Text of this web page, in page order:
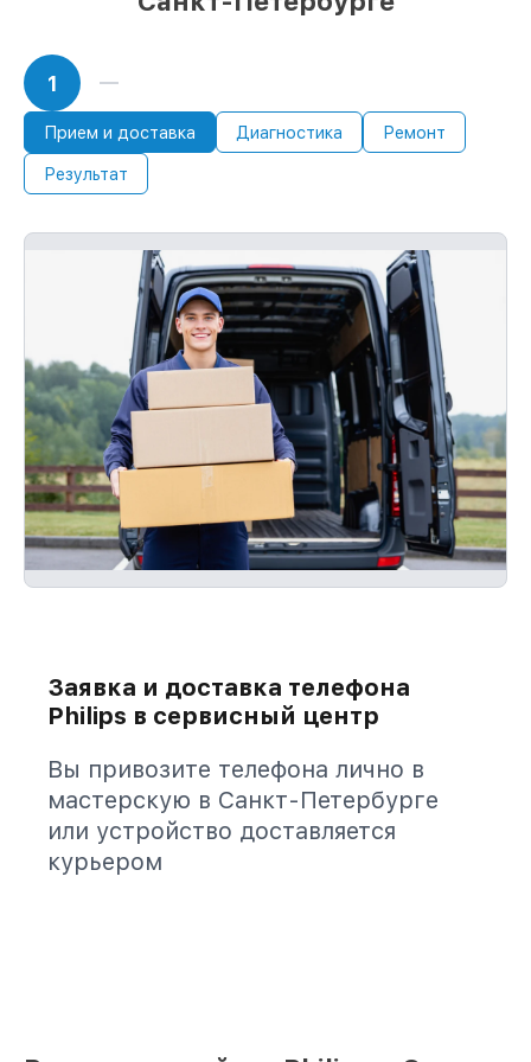
1
Прием и доставка Диагностика Ремонт
Результат
Заявка и доставка телефона
Philips в сервисный центр
Вы привозите телефона лично в
мастерскую в Санкт-Петербурге
или устройство доставляется
курьером